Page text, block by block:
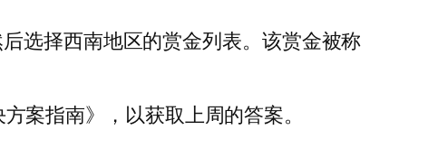
选择西南地区的赏金列表。该赏金被称
案指南》，以获取上周的答案。